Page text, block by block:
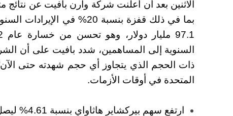
بما في ذلك قفزة بنسبة 20% في الإيرادات السنوية.
السنوية إلى المساهمين، شدد بافيت على أن
ذات الحجم الذي يتجاوز أي حجم شهدته حتى
المتحدة في أوقات الأزمات.
ارتفع سهم بيركشاير هاثاواي بنسبة 4.61% ليصل إلى 436.47 دولارًا للسهم.